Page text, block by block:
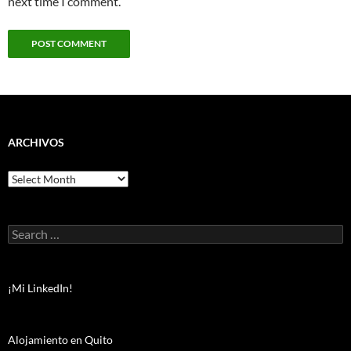
ARCHIVOS
Archivos
Search
for:
¡Mi LinkedIn!
Alojamiento en Quito